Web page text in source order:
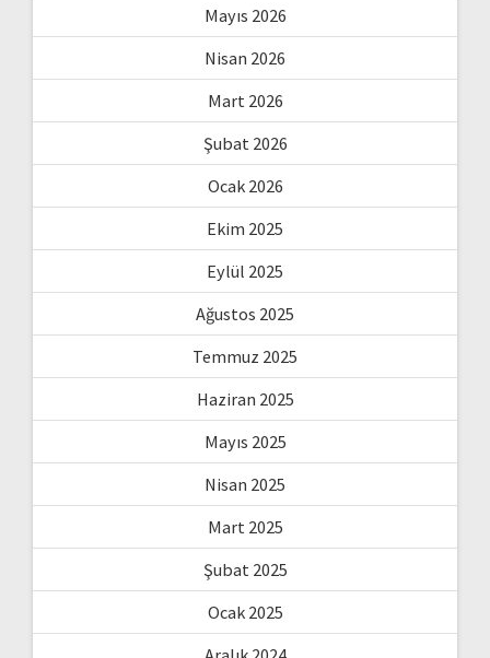
Mayıs 2026
Nisan 2026
Mart 2026
Şubat 2026
Ocak 2026
Ekim 2025
Eylül 2025
Ağustos 2025
Temmuz 2025
Haziran 2025
Mayıs 2025
Nisan 2025
Mart 2025
Şubat 2025
Ocak 2025